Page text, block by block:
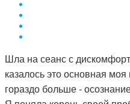
Шла на сеанс с
казалось это основная
гораздо больше -